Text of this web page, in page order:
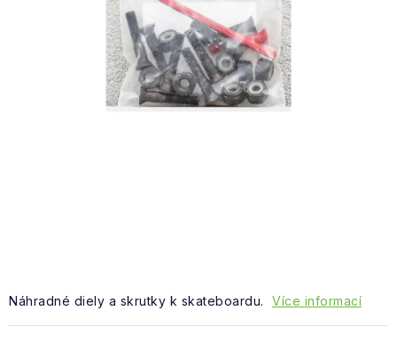
NOVÝ IMPORT
ZIMNÍ SPORTY
Náhradné diely a skrutky k skateboardu. Více informací